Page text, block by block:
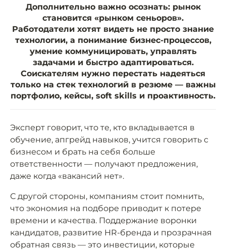
Дополнительно важно осознать: рынок
становится «рынком сеньоров».
Работодатели хотят видеть не просто знание
технологии, а понимание бизнес-процессов,
умение коммуницировать, управлять
задачами и быстро адаптироваться.
Соискателям нужно перестать надеяться
только на стек технологий в резюме — важны
портфолио, кейсы, soft skills и проактивность.
Эксперт говорит, что те, кто вкладывается в
обучение, апгрейд навыков, учится говорить с
бизнесом и брать на себя больше
ответственности — получают предложения,
даже когда «вакансий нет».
С другой стороны, компаниям стоит помнить,
что экономия на подборе приводит к потере
времени и качества. Поддержание воронки
кандидатов, развитие HR-бренда и прозрачная
обратная связь — это инвестиции, которые